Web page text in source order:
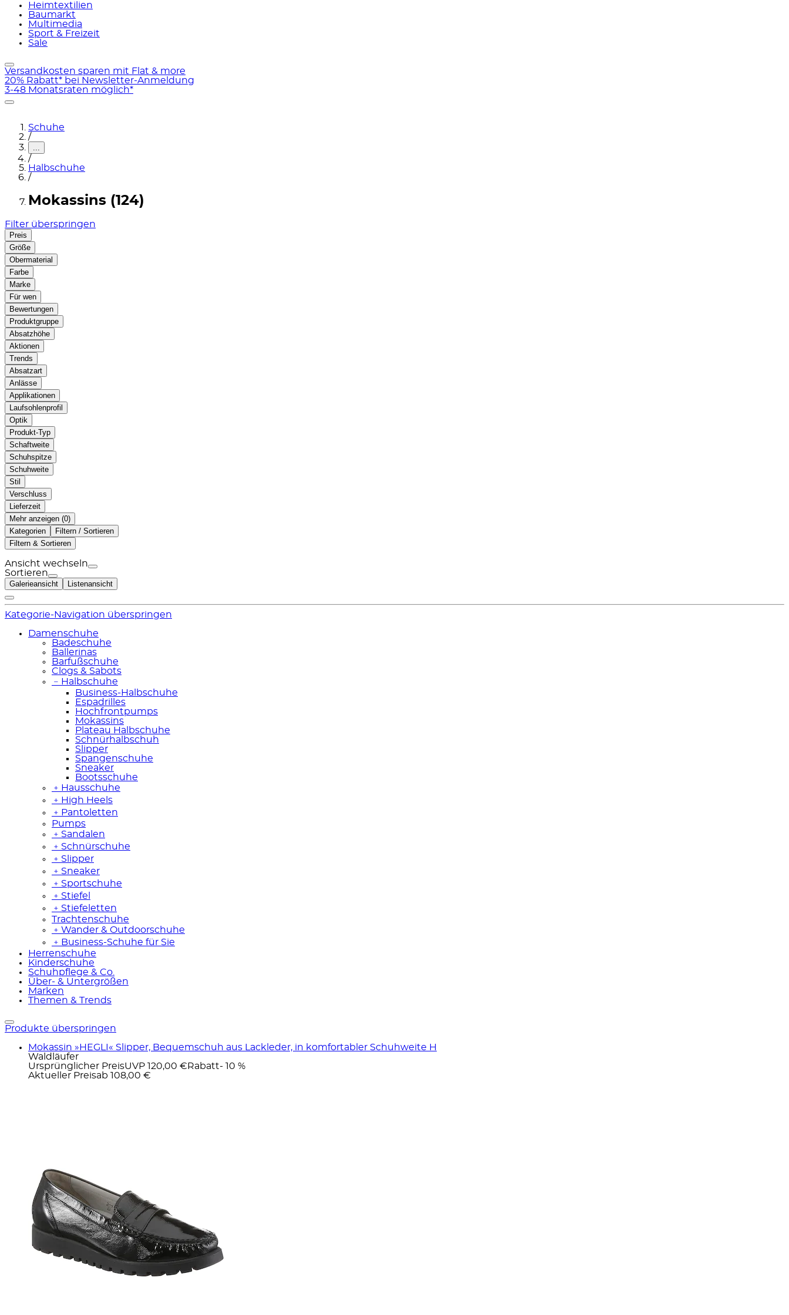
Heimtextilien
Baumarkt
Multimedia
Sport & Freizeit
Sale
Versandkosten sparen mit Flat & more
20% Rabatt* bei Newsletter-Anmeldung
3-48 Monatsraten möglich*
Schuhe
/
...
/
Halbschuhe
/
Mokassins (124)
Filter überspringen
Preis
Größe
Obermaterial
Farbe
Marke
Für wen
Bewertungen
Produktgruppe
Absatzhöhe
Aktionen
Trends
Absatzart
Anlässe
Applikationen
Laufsohlenprofil
Optik
Produkt-Typ
Schaftweite
Schuhspitze
Schuhweite
Stil
Verschluss
Lieferzeit
Mehr anzeigen ( )
Kategorien
Filtern / Sortieren
Filtern & Sortieren
Ansicht wechseln
Sortieren
Galerieansicht Listenansicht
Kategorie-Navigation überspringen
Damenschuhe
Badeschuhe
Ballerinas
Barfußschuhe
Clogs & Sabots
﹣ Halbschuhe
Business-Halbschuhe
Espadrilles
Hochfrontpumps
Mokassins
Plateau Halbschuhe
Schnürhalbschuh
Slipper
Spangenschuhe
Sneaker
Bootsschuhe
﹢ Hausschuhe
﹢ High Heels
﹢ Pantoletten
Pumps
﹢ Sandalen
﹢ Schnürschuhe
﹢ Slipper
﹢ Sneaker
﹢ Sportschuhe
﹢ Stiefel
﹢ Stiefeletten
Trachtenschuhe
﹢ Wander & Outdoorschuhe
﹢ Business-Schuhe für Sie
Herrenschuhe
Kinderschuhe
Schuhpflege & Co.
Über- & Untergrößen
Marken
Themen & Trends
Produkte überspringen
Mokassin »HEGLI« Slipper, Bequemschuh aus Lackleder, in komfortabler Schuhweite H
Waldläufer
Ursprünglicher PreisUVP 120,00 € Rabatt- 10 %
Aktueller Preisab 108,00 €